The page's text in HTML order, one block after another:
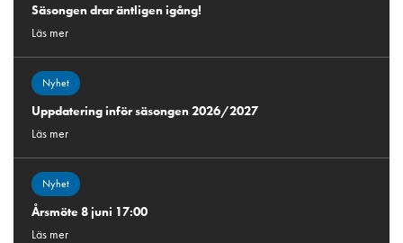
Säsongen drar äntligen igång!
Läs mer
Nyhet
Uppdatering inför säsongen 2026/2027
Läs mer
Nyhet
Årsmöte 8 juni 17:00
Läs mer